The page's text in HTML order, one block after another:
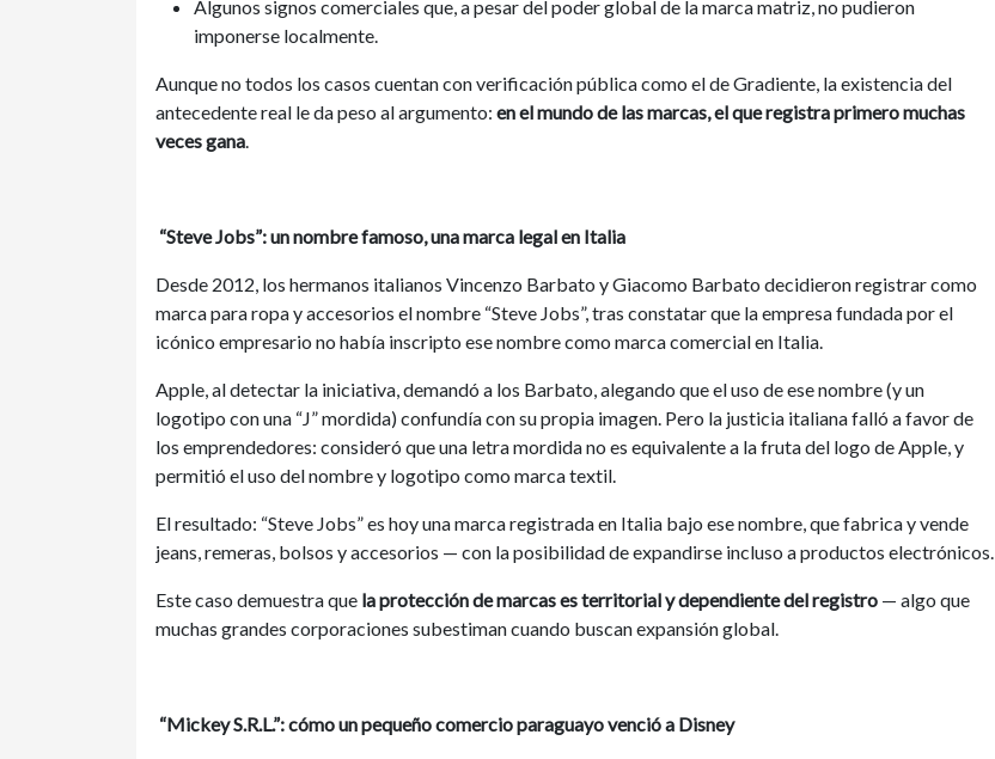
Algunos signos comerciales que, a pesar del poder global de la marca matriz, no pudieron
imponerse localmente.
Aunque no todos los casos cuentan con verificación pública como el de Gradiente, la existencia del
antecedente real le da peso al argumento: en el mundo de las marcas, el que registra primero muchas
veces gana.
“Steve Jobs”: un nombre famoso, una marca legal en Italia
Desde 2012, los hermanos italianos Vincenzo Barbato y Giacomo Barbato decidieron registrar como
marca para ropa y accesorios el nombre “Steve Jobs”, tras constatar que la empresa fundada por el
icónico empresario no había inscripto ese nombre como marca comercial en Italia.
Apple, al detectar la iniciativa, demandó a los Barbato, alegando que el uso de ese nombre (y un
logotipo con una “J” mordida) confundía con su propia imagen. Pero la justicia italiana falló a favor de
los emprendedores: consideró que una letra mordida no es equivalente a la fruta del logo de Apple, y
permitió el uso del nombre y logotipo como marca textil.
El resultado: “Steve Jobs” es hoy una marca registrada en Italia bajo ese nombre, que fabrica y vende
jeans, remeras, bolsos y accesorios — con la posibilidad de expandirse incluso a productos electrónicos.
Este caso demuestra que la protección de marcas es territorial y dependiente del registro — algo que
muchas grandes corporaciones subestiman cuando buscan expansión global.
“Mickey S.R.L.”: cómo un pequeño comercio paraguayo venció a Disney